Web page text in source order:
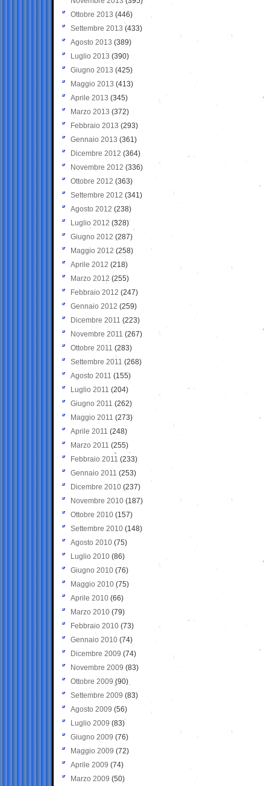
Ottobre 2013 (446)
Settembre 2013 (433)
Agosto 2013 (389)
Luglio 2013 (390)
Giugno 2013 (425)
Maggio 2013 (413)
Aprile 2013 (345)
Marzo 2013 (372)
Febbraio 2013 (293)
Gennaio 2013 (361)
Dicembre 2012 (364)
Novembre 2012 (336)
Ottobre 2012 (363)
Settembre 2012 (341)
Agosto 2012 (238)
Luglio 2012 (328)
Giugno 2012 (287)
Maggio 2012 (258)
Aprile 2012 (218)
Marzo 2012 (255)
Febbraio 2012 (247)
Gennaio 2012 (259)
Dicembre 2011 (223)
Novembre 2011 (267)
Ottobre 2011 (283)
Settembre 2011 (268)
Agosto 2011 (155)
Luglio 2011 (204)
Giugno 2011 (262)
Maggio 2011 (273)
Aprile 2011 (248)
Marzo 2011 (255)
Febbraio 2011 (233)
Gennaio 2011 (253)
Dicembre 2010 (237)
Novembre 2010 (187)
Ottobre 2010 (157)
Settembre 2010 (148)
Agosto 2010 (75)
Luglio 2010 (86)
Giugno 2010 (76)
Maggio 2010 (75)
Aprile 2010 (66)
Marzo 2010 (79)
Febbraio 2010 (73)
Gennaio 2010 (74)
Dicembre 2009 (74)
Novembre 2009 (83)
Ottobre 2009 (90)
Settembre 2009 (83)
Agosto 2009 (56)
Luglio 2009 (83)
Giugno 2009 (76)
Maggio 2009 (72)
Aprile 2009 (74)
Marzo 2009 (50)